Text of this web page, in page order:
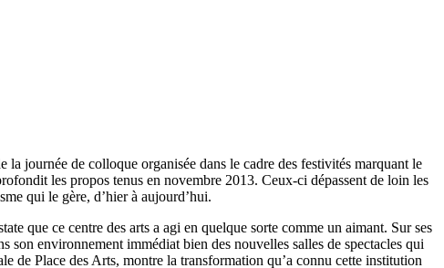
journée de colloque organisée dans le cadre des festivités marquant le
les propos tenus en novembre 2013. Ceux-ci dépassent de loin les
qui le gère, d’hier à aujourd’hui.
que ce centre des arts a agi en quelque sorte comme un aimant. Sur ses
environnement immédiat bien des nouvelles salles de spectacles qui
de Place des Arts, montre la transformation qu’a connu cette institution